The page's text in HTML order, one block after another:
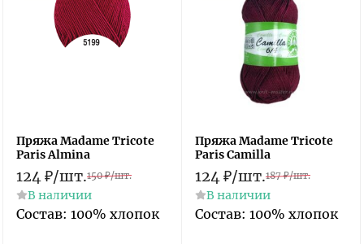
Пряжа Madame Tricote
Paris Almina
124₽/шт.150 ₽/шт.
В наличии
Состав: 100% хлопок
Пряжа Madame Tricote
Paris Camilla
124₽/шт.187 ₽/шт.
В наличии
Состав: 100% хлопок